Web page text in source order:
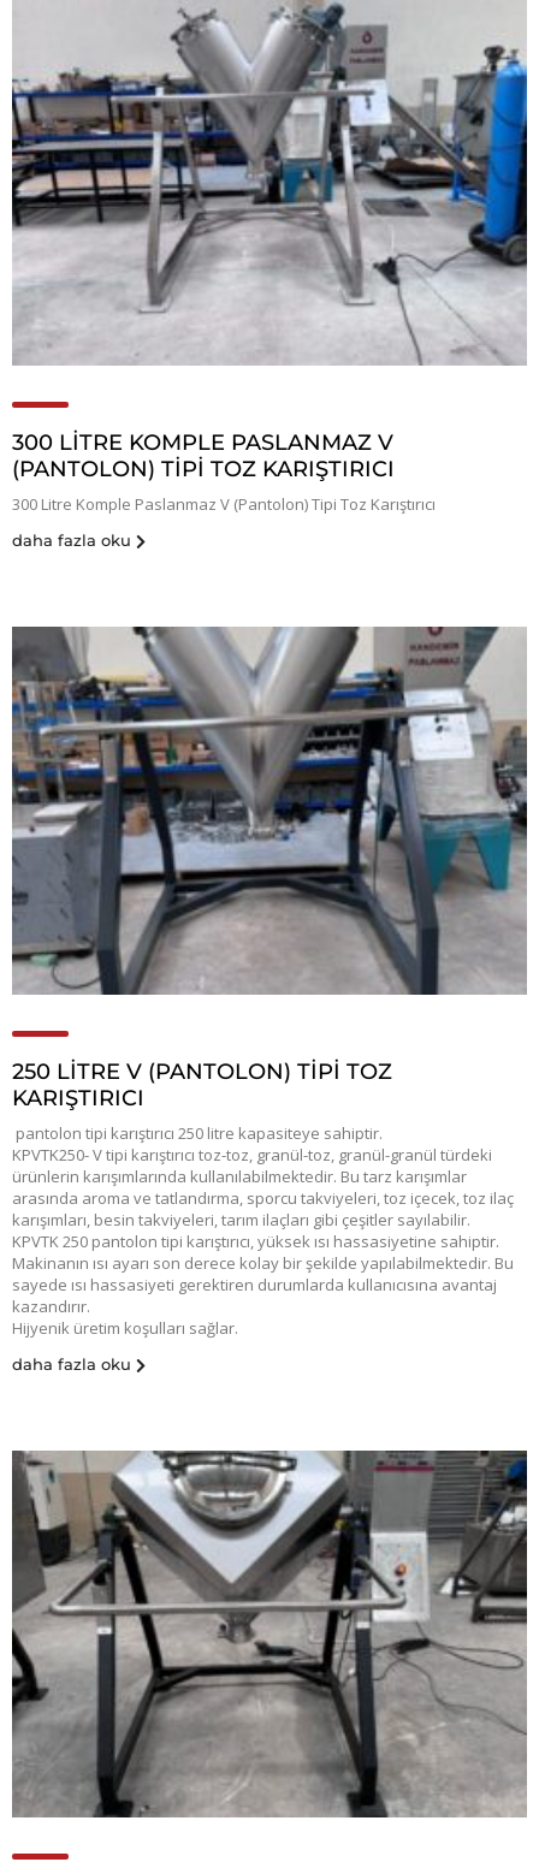
300 LITRE KOMPLE PASLANMAZ V
(PANTOLON) TIPI TOZ KARIŞTIRICI
300 Litre Komple Paslanmaz V (Pantolon) Tipi Toz Karıştırıcı
daha fazla oku
250 LITRE V (PANTOLON) TIPI TOZ
KARIŞTIRICI
pantolon tipi karıştırıcı 250 litre kapasiteye sahiptir.
KPVTK250- V tipi karıştırıcı toz-toz, granül-toz, granül-granül türdeki
ürünlerin karışımlarında kullanılabilmektedir. Bu tarz karışımlar
arasında aroma ve tatlandırma, sporcu takviyeleri, toz içecek, toz ilaç
karışımları, besin takviyeleri, tarım ilaçları gibi çeşitler sayılabilir.
KPVTK 250 pantolon tipi karıştırıcı, yüksek ısı hassasiyetine sahiptir.
Makinanın ısı ayarı son derece kolay bir şekilde yapılabilmektedir. Bu
sayede ısı hassasiyeti gerektiren durumlarda kullanıcısına avantaj
kazandırır.
Hijyenik üretim koşulları sağlar.
daha fazla oku